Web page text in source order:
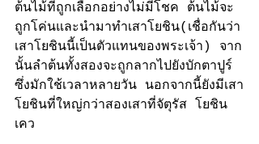
ต้นไม้ที่ถูกเลือกอย่างไม่มีโชค ต้นไม้จะ
ถูกโค่นและนำมาทำเสาโยชิน(เชื่อกันว่า
เสาโยชินนี้เป็นตัวแทนของพระเจ้า) จาก
นั้นลำต้นทั้งสองจะถูกลากไปยังบักตาปูร์
ซึ่งมักใช้เวลาหลายวัน นอกจากนี้ยังมีเสา
โยชินที่ใหญ่กว่าสองเสาที่จัตุรัส โยชิน
เคว